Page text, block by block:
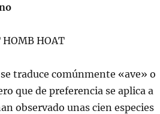
HOMB HOAT
traduce comúnmente «ave» o
que de preferencia se aplica a
observado unas cien especies